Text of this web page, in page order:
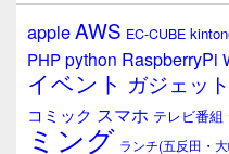
ウ
ィ
ジ
ェ
appleAWS EC-CUBE
PHPpython RaspberryPi
イベント ガジェット
コミック スマホ テレビ番組
ミング ランチ(五反田・